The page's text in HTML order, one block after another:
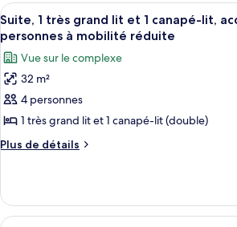
très
grand
lit
et
1
canapé-
lit,
vue
complexe
très
grand
lit
et
canapé-
lit,
vue
le
Afficher
toutes
les
photos
pour
ce
type
de
1
très
Une
4
Suite, 1 très grand lit et 1 canapé-lit,
personnes à mobilité réduite
Vue sur le complexe
32 m²
4 personnes
1 très grand lit et 1 canapé-lit (double)
Plus de détails
Plus
Suite,
Une